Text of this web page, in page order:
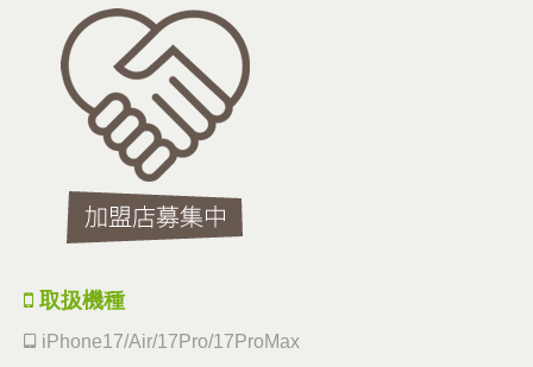
取扱機種
iPhone17/Air/17Pro/17ProMax